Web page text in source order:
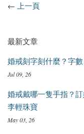
← 上一頁
最新文章
婚戒刻字刻什麼？字
Jul 09, 26
婚戒戴哪一隻手指？
李輕珠寶
May 03, 26